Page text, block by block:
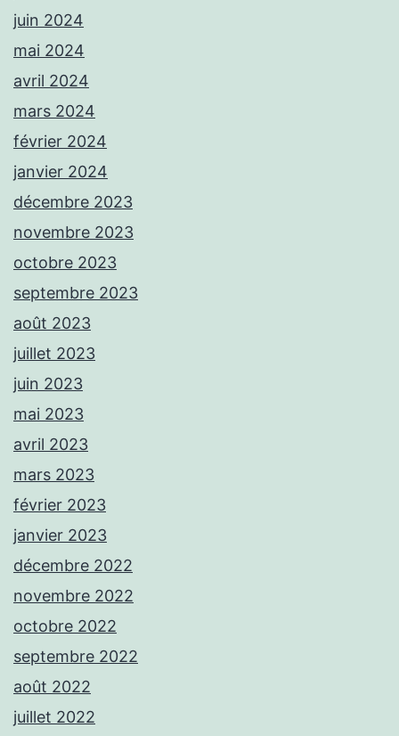
juin 2024
mai 2024
avril 2024
mars 2024
février 2024
janvier 2024
décembre 2023
novembre 2023
octobre 2023
septembre 2023
août 2023
juillet 2023
juin 2023
mai 2023
avril 2023
mars 2023
février 2023
janvier 2023
décembre 2022
novembre 2022
octobre 2022
septembre 2022
août 2022
juillet 2022